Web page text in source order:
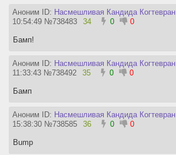
Аноним ID: Насмешливая Кандида Когтевран
10:54:49 №738483 34 0 0
Бамп!
Аноним ID: Насмешливая Кандида Когтевран
11:33:43 №738492 35 0 0
Бамп
Аноним ID: Насмешливая Кандида Когтевран
15:38:30 №738585 36 0 0
Bump